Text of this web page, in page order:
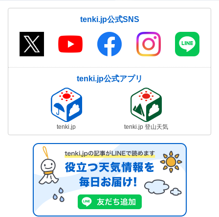
tenki.jp公式SNS
tenki.jp公式アプリ
tenki.jp tenki.jp 登山天気